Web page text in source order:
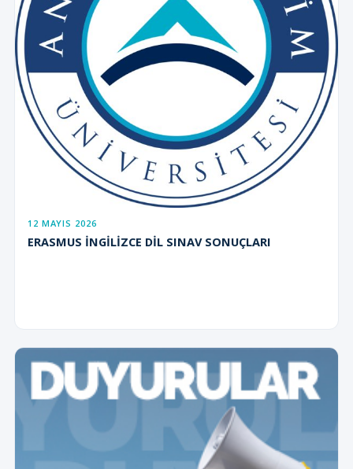
12 MAYIS 2026
ERASMUS İNGİLİZCE DİL SINAV SONUÇLARI